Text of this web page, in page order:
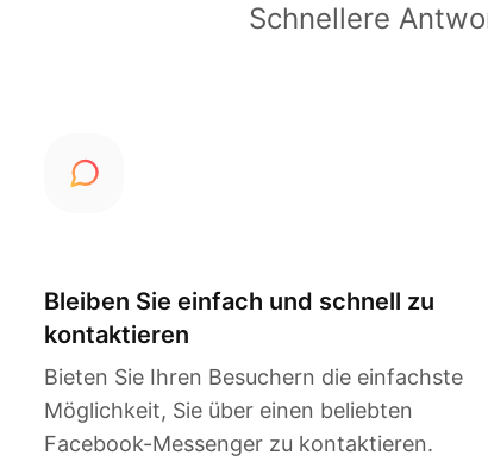
Schnellere
Bleiben Sie einfach und schnell zu
kontaktieren
Bieten Sie Ihren Besuchern die einfachste
Möglichkeit, Sie über einen beliebten
Facebook-Messenger zu kontaktieren.